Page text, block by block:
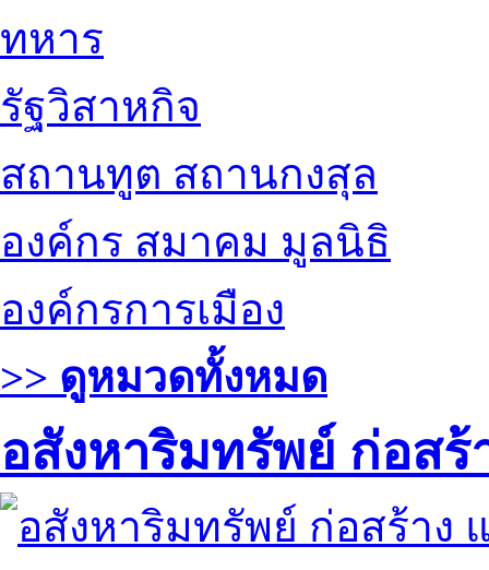
ทหาร
รัฐวิสาหกิจ
สถานทูต สถานกงสุล
องค์กร สมาคม มูลนิธิ
องค์กรการเมือง
>> ดูหมวดทั้งหมด
อสังหาริมทรัพย์ ก่อส